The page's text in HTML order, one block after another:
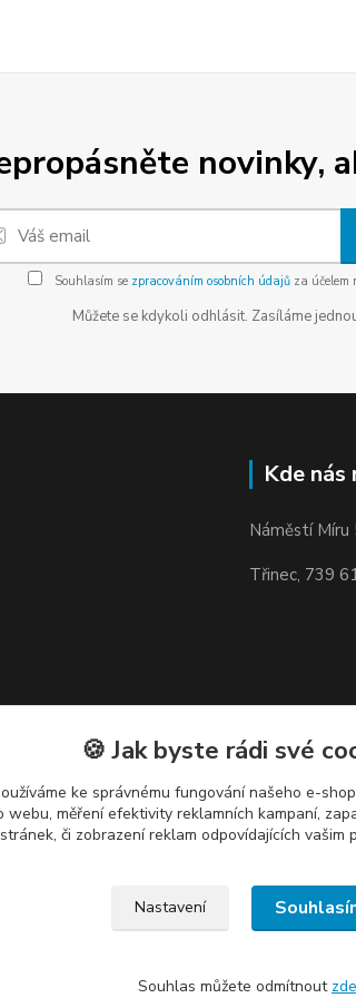
novinky,
Souhlasím se zpracováním osobních údajůza účelem
Můžete se kdykoli odhlásit. Zasíláme
Kde nás
Náměstí Míru
Třinec, 739
🍪 Jak byste rádi své
ke správnému fungování našeho e-
měření efektivity reklamních kampaní,
či zobrazení reklam odpovídajících vašim
Nastavení
Souhlas můžete odmítnout zde